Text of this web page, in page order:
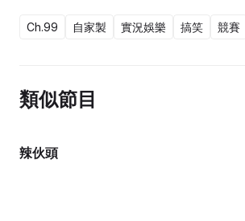
Ch.99 自家製 實況娛樂 搞笑 競賽
類似節目
辣伙頭